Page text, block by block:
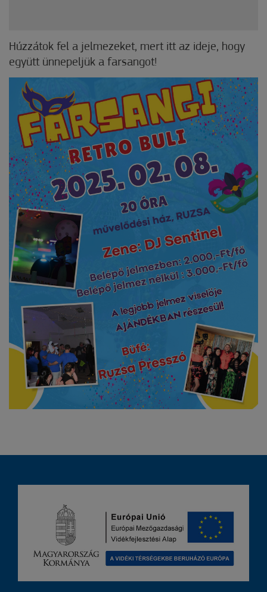
Húzzátok fel a jelmezeket, mert itt az ideje, hogy
együtt ünnepeljük a farsangot!